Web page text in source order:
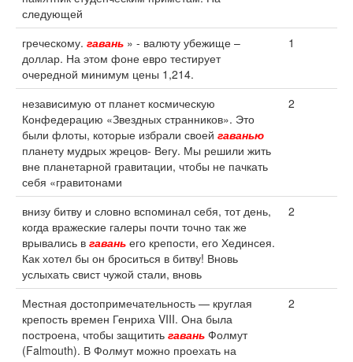
следующей
греческому. гавань » - валюту убежище –
доллар. На этом фоне евро тестирует
очередной минимум цены 1,214.
1
независимую от планет космическую
Конфедерацию «Звездных странников». Это
были флоты, которые избрали своей гаванью
планету мудрых жрецов- Вегу. Мы решили жить
вне планетарной гравитации, чтобы не пачкать
себя «гравитонами
2
внизу битву и словно вспоминал себя, тот день,
когда вражеские галеры почти точно так же
врывались в гавань его крепости, его Хединсея.
Как хотел бы он броситься в битву! Вновь
услыхать свист чужой стали, вновь
2
Местная достопримечательность — круглая
крепость времен Генриха VIII. Она была
построена, чтобы защитить гавань Фолмут
(Falmouth). В Фолмут можно проехать на
2